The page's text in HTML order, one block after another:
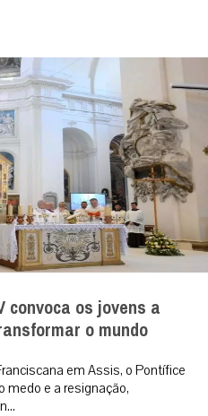
convoca os jovens a
o mundo
em Assis, o Pontífice
medo e a resignação,